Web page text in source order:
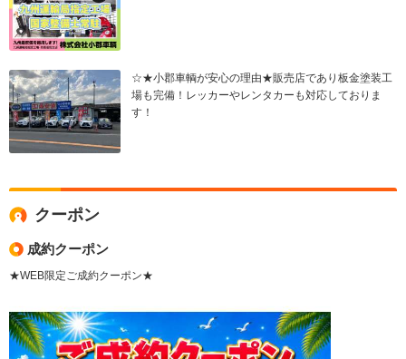
☆★小郡車輌が安心の理由★販売店であり板金塗装工
場も完備！レッカーやレンタカーも対応しておりま
す！
クーポン
成約クーポン
★WEB限定ご成約クーポン★